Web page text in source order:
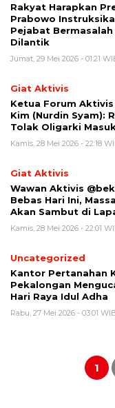
Rakyat Harapkan
Prabowo
Pejabat
Dilantik
Jumat, 29 Mei 2026 - 01:21
Giat Aktivis
Ketua Forum Aktivis
Kim (Nurdin Syam):
Tolak Oligarki
Kamis, 28 Mei 2026 - 22:18
Giat Aktivis
Wawan Aktivis
Bebas Hari Ini,
Akan Sambut di
Kamis, 28 Mei 2026 - 22:01
Uncategorized
Kantor Pertanahan
Pekalongan
Hari Raya Idul Adha
Rabu, 27 Mei 2026 - 03:01
Paginasi
1